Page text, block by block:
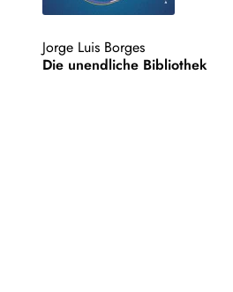
Jorge Luis Borges
Die unendliche Bibliothek